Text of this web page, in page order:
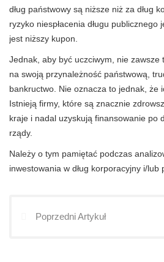
dług państwowy są niższe niż za dług
ryzyko niespłacenia długu publicznego
jest niższy kupon.
Jednak, aby być uczciwym, nie zawsze
na swoją przynależność państwową,
bankructwo. Nie oznacza to jednak, że
Istnieją firmy, które są znacznie
kraje i nadal uzyskują finansowanie po
rządy.
Należy o tym pamiętać podczas
inwestowania w dług korporacyjny i/lub
Poprzedni Artykuł